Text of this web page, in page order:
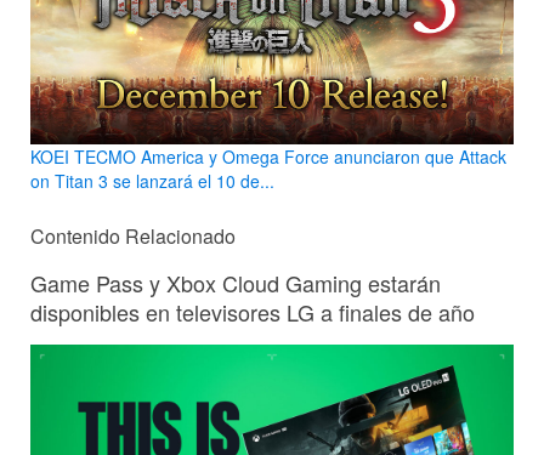
KOEI TECMO America y Omega Force anunciaron que Attack
on Titan 3 se lanzará el 10 de...
Contenido Relacionado
Game Pass y Xbox Cloud Gaming estarán
disponibles en televisores LG a finales de año